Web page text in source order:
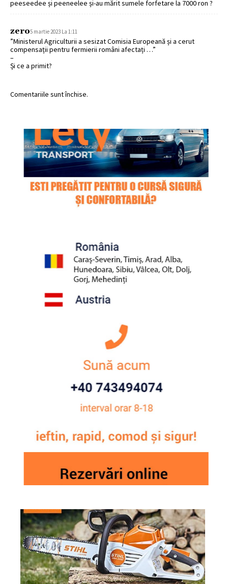
peeseedee și peeneelee și-au mărit sumele forfetare la 7000 ron ?
zero5 martie 2023 La 1:11
”Ministerul Agriculturii a sesizat Comisia Europeană și a cerut
compensații pentru fermierii români afectați …”
–
Și ce a primit?
Comentariile sunt închise.